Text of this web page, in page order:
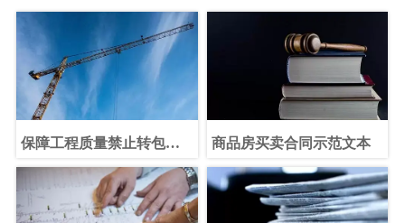
保障工程质量禁止转包违
商品房买卖合同示范文本